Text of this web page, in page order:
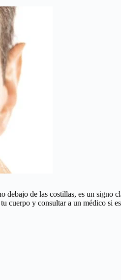
de las costillas, es un signo
cuerpo y consultar a un médico si